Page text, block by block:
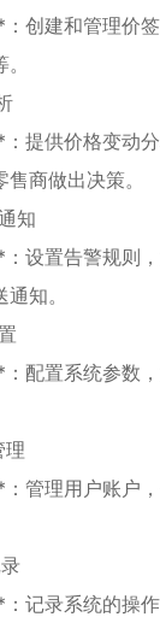
创建和管理价
提供价格变动
商做出决策。
知
设置告警规则
知。
配置系统参数
理
管理用户账户，
记录系统的操